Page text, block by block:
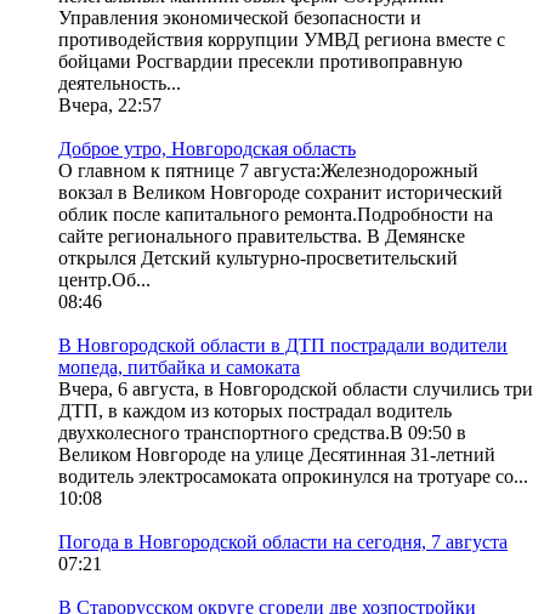
Управления экономической безопасности и
противодействия коррупции УМВД региона вместе с
бойцами Росгвардии пресекли противоправную
деятельность...
Вчера, 22:57
Доброе утро, Новгородская область
О главном к пятнице 7 августа:Железнодорожный
вокзал в Великом Новгороде сохранит исторический
облик после капитального ремонта.Подробности на
сайте регионального правительства. В Демянске
открылся Детский культурно-просветительский
центр.Об...
08:46
В Новгородской области в ДТП пострадали водители
мопеда, питбайка и самоката
Вчера, 6 августа, в Новгородской области случились три
ДТП, в каждом из которых пострадал водитель
двухколесного транспортного средства.В 09:50 в
Великом Новгороде на улице Десятинная 31-летний
водитель электросамоката опрокинулся на тротуаре со...
10:08
Погода в Новгородской области на сегодня, 7 августа
07:21
В Старорусском округе сгорели две хозпостройки